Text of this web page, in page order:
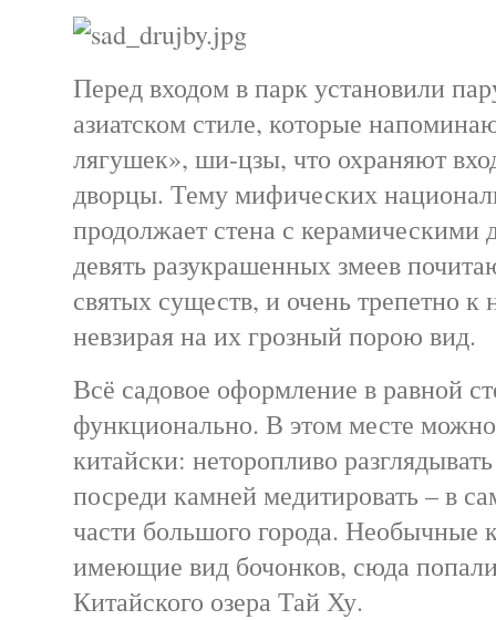
Перед входом в парк установили
азиатском стиле, которые
лягушек», ши-цзы, что охраняют
дворцы. Тему мифических
продолжает стена с керамическими
девять разукрашенных змеев
святых существ, и очень трепетно к
невзирая на их грозный порою вид.
Всё садовое оформление в равной
функционально. В этом месте
китайски: неторопливо
посреди камней медитировать – в
части большого города. Необычные
имеющие вид бочонков, сюда
Китайского озера Тай Ху.